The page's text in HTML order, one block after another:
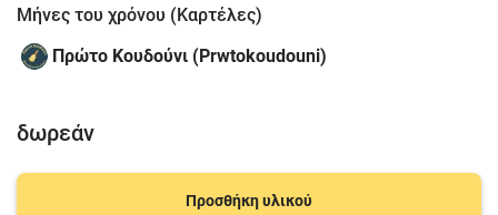
Μήνες του χρόνου (Καρτέλες)
Πρώτο Κουδούνι (Prwtokoudouni)
δωρεάν
Προσθήκη υλικού